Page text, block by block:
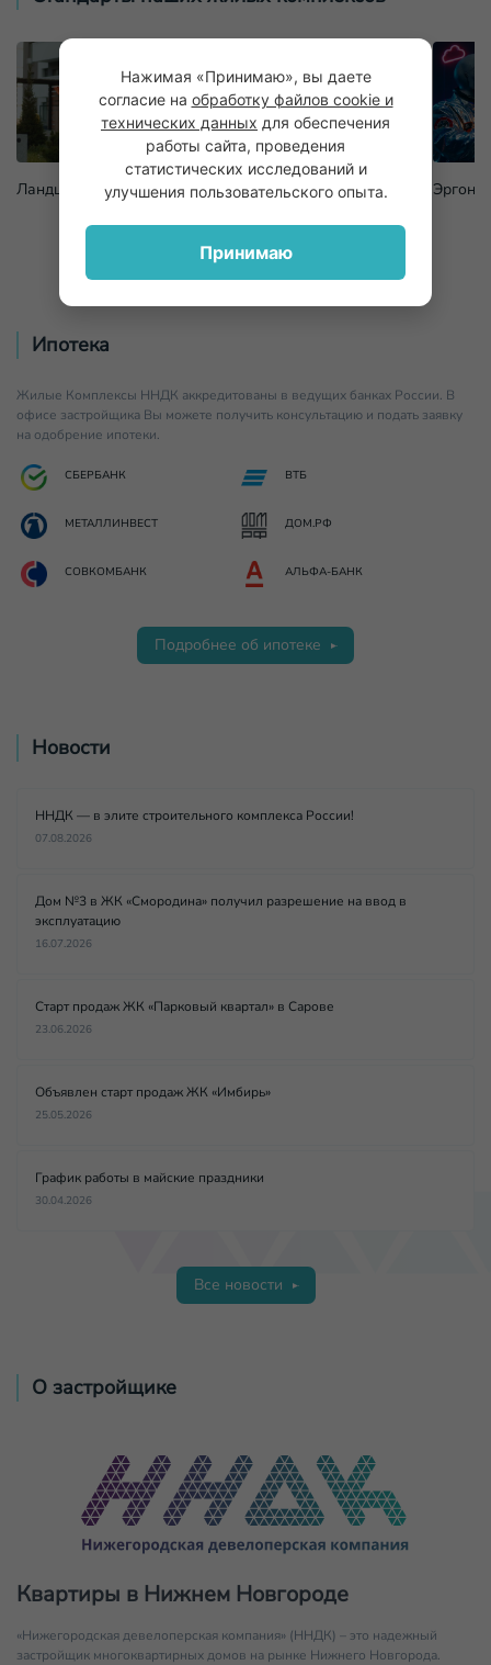
Ландшафтный дизайн
Закрытая придомовая
Ипотека
Жилые Комплексы ННДК аккредитованы в ведущих банках России. В
офисе застройщика Вы можете получить консультацию и подать заявку
на одобрение ипотеки.
СБЕРБАНК ВТБ
МЕТАЛЛИНВЕСТ ДОМ.РФ
СОВКОМБАНК АЛЬФА-БАНК
Подробнее об ипотеке
Новости
ННДК — в элите строительного комплекса России!
07.08.2026
Дом №3 в ЖК «Смородина» получил разрешение на ввод в
эксплуатацию
16.07.2026
Старт продаж ЖК «Парковый квартал» в Сарове
23.06.2026
Объявлен старт продаж ЖК «Имбирь»
25.05.2026
График работы в майские праздники
30.04.2026
Все новости
О застройщике
Квартиры в Нижнем Новгороде
«Нижегородская девелоперская компания» (ННДК) – это надежный
застройщик многоквартирных домов на рынке Нижнего Новгорода.
Нажимая «Принимаю», вы даете
согласие на обработку файлов cookie и
технических данных для обеспечения
работы сайта, проведения
статистических исследований и
улучшения пользовательского опыта.
Принимаю